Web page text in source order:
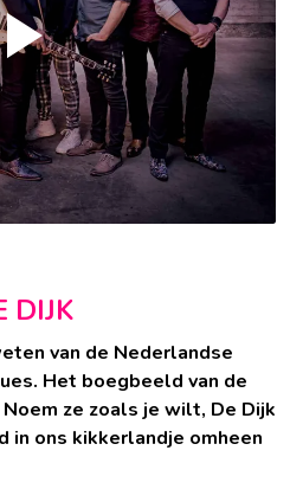
DIJK
van de Nederlandse
Het boegbeeld van de
ze zoals je wilt, De Dijk
in ons kikkerlandje omheen